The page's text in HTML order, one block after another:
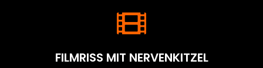
FILMRISS MIT NERVENKITZEL